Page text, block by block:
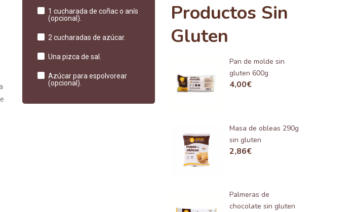
2 cucharadas de azúcar.
(opcional).
Productos Sin
Gluten
Pan de molde sin
gluten 600g
4,00€
Masa de obleas 290g
sin gluten
2,86€
Palmeras de
chocolate sin gluten